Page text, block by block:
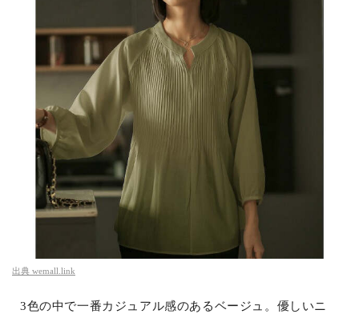
出典 wemall.link
3色の中で一番カジュアル感のあるベージュ。優しいニ